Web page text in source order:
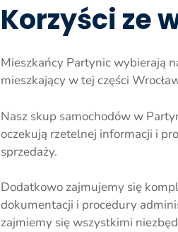
Korzyści ze
Mieszkańcy Partynic wybierają
mieszkający w tej części
Nasz skup samochodów w
oczekują rzetelnej informacji i
sprzedaży.
Dodatkowo zajmujemy się
dokumentacji i procedury
zajmiemy się wszystkimi